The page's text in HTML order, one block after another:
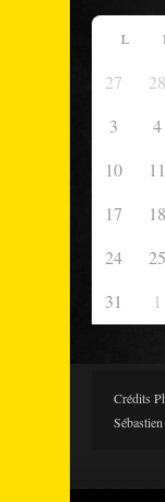
L
27 28
3
4
10 11
17
18
24
25
31
1
Crédits